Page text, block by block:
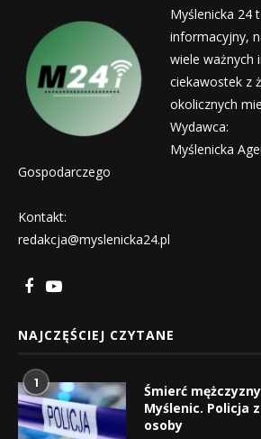
Myślenicka 24
informacyjny,
wiele ważnych
ciekawostek z
okolicznych
Wydawca:
Myślenicka
Gospodarczego
Kontakt:
redakcja@myslenicka24.pl
NAJCZĘŚCIEJ CZYTANE
1
Śmierć
Myślenic. Policja
osoby